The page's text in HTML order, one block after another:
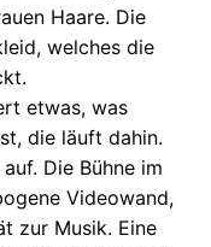
Haare. Die
welches die
etwas, was
die läuft dahin.
Die Bühne im
Videowand,
zur Musik. Eine